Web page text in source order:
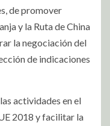
de promover
y la Ruta de China
la negociación del
de indicaciones
actividades en el
2018 y facilitar la